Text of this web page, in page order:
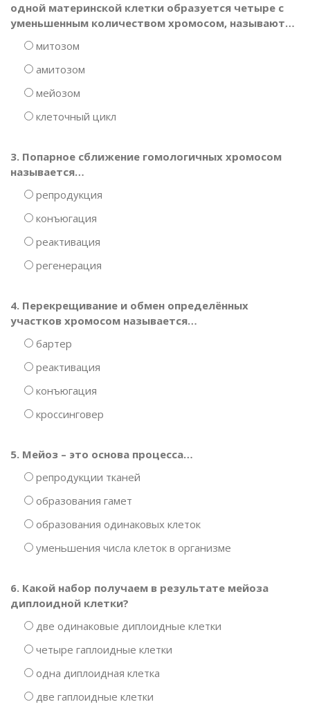
одной материнской клетки образуется четыре с
уменьшенным количеством хромосом, называют…
митозом
амитозом
мейозом
клеточный цикл
3. Попарное сближение гомологичных хромосом
называется…
репродукция
конъюгация
реактивация
регенерация
4. Перекрещивание и обмен определённых
участков хромосом называется…
бартер
реактивация
конъюгация
кроссинговер
5. Мейоз – это основа процесса…
репродукции тканей
образования гамет
образования одинаковых клеток
уменьшения числа клеток в организме
6. Какой набор получаем в результате мейоза
диплоидной клетки?
две одинаковые диплоидные клетки
четыре гаплоидные клетки
одна диплоидная клетка
две гаплоидные клетки